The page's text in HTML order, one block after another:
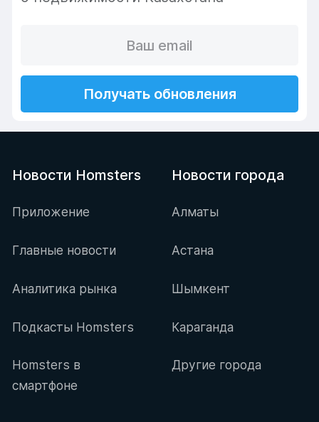
Получать обновления
Новости Homsters
Приложение
Главные новости
Аналитика рынка
Подкасты Homsters
Homsters в
смартфоне
Новости города
Алматы
Астана
Шымкент
Караганда
Другие города